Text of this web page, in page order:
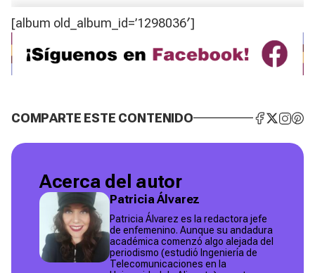
[album old_album_id=’1298036′]
COMPARTE ESTE CONTENIDO
Acerca del autor
Patricia Álvarez
Patricia Álvarez es la redactora jefe
de enfemenino. Aunque su andadura
académica comenzó algo alejada del
periodismo (estudió Ingeniería de
Telecomunicaciones en la